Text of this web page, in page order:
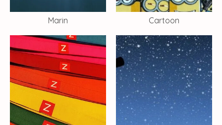
Marin Cartoon